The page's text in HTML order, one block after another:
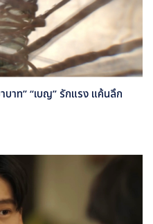
าท” “เบญ” รักแรง แค้นลึก